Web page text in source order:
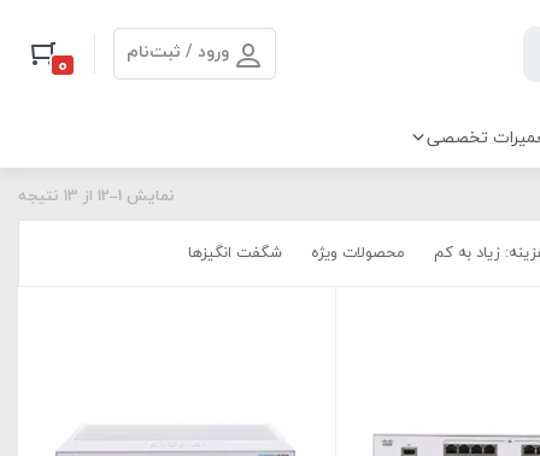
ورود / ثبت‌نام 0
تخصصی
نمایش 1–12 از 13 نتیجه
زیاد به کم محصولات ویژه شگفت انگیزها